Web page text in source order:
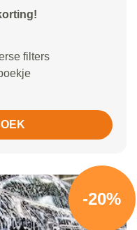
filters
-20%